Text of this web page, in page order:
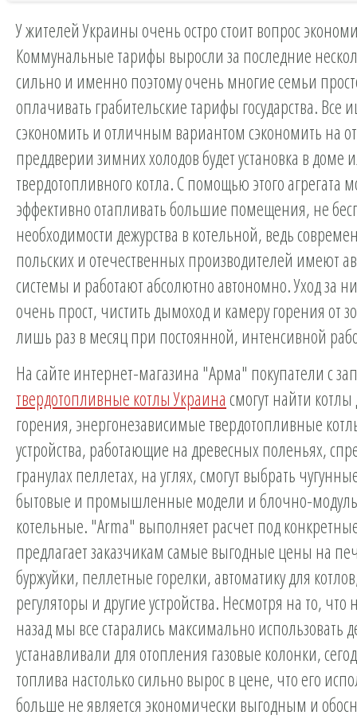
У жителей Украины очень остро стоит вопрос
Коммунальные тарифы выросли за последние
сильно и именно поэтому очень многие семьи
оплачивать грабительские тарифы государства. Все
сэкономить и отличным вариантом сэкономить на
преддверии зимних холодов будет установка в доме
твердотопливного котла. С помощью этого агрегата
эффективно отапливать большие помещения, не
необходимости дежурства в котельной, ведь
польских и отечественных производителей имеют
системы и работают абсолютно автономно. Уход за
очень прост, чистить дымоход и камеру горения от
лишь раз в месяц при постоянной, интенсивной
На сайте интернет-магазина "Арма" покупатели с
твердотопливные котлы Украинасмогут найти
горения, энергонезависимые твердотопливные
устройства, работающие на древесных поленьях,
гранулах пеллетах, на углях, смогут выбрать
бытовые и промышленные модели и блочно-
котельные. "Arma" выполняет расчет под
предлагает заказчикам самые выгодные цены на
буржуйки, пеллетные горелки, автоматику для
регуляторы и другие устройства. Несмотря на то, что
назад мы все старались максимально использовать
устанавливали для отопления газовые колонки,
топлива настолько сильно вырос в цене, что его
больше не является экономически выгодным и